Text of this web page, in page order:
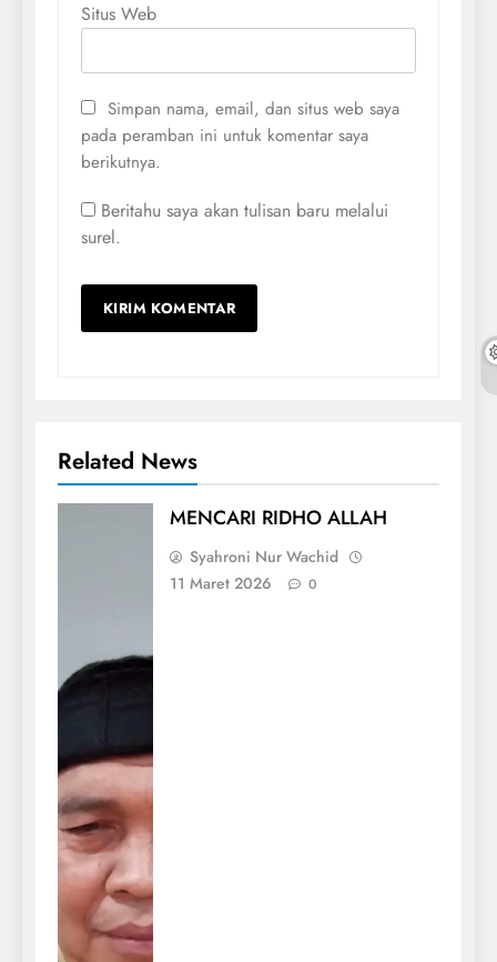
Situs Web
Simpan nama, email, dan situs web saya
pada peramban ini untuk komentar saya
berikutnya.
Beritahu saya akan tulisan baru melalui
surel.
Related News
MENCARI RIDHO ALLAH
Syahroni Nur Wachid
11 Maret 2026
0